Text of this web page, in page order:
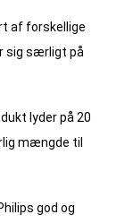
af forskellige
sig særligt på
lyder på 20
mængde til
god og